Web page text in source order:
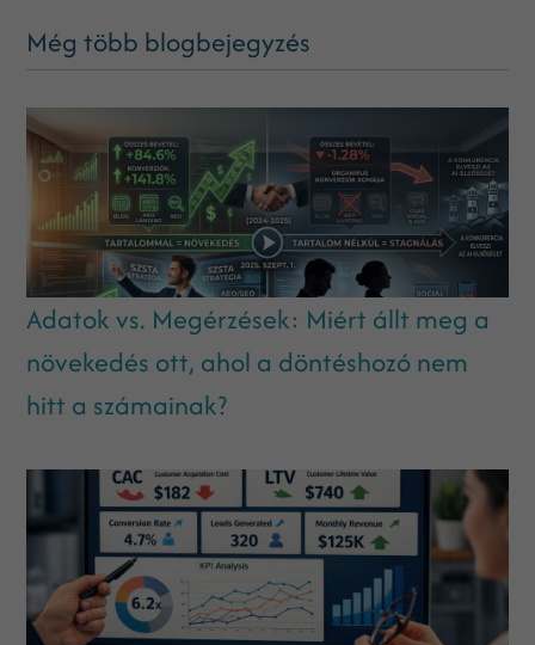
Még több blogbejegyzés
Adatok vs. Megérzések: Miért állt meg a
növekedés ott, ahol a döntéshozó nem
hitt a számainak?